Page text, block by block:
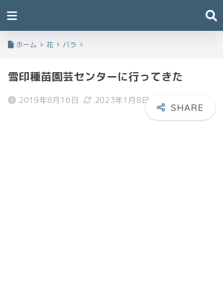
ホーム 花 バラ
雪印種苗園芸センターに行ってきた
2019年8月16日 2023年1月8日